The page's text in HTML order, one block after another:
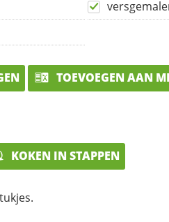
TOEVOEGEN AAN
KOKEN IN STAPPEN